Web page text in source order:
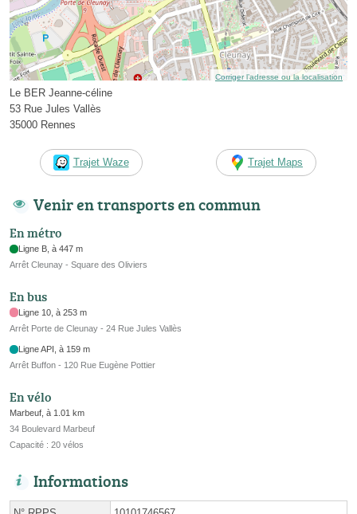
Corriger l’adresse ou la localisation
Le BER Jeanne-céline
53 Rue Jules Vallès
35000 Rennes
Trajet Waze Trajet Maps
Venir en transports en commun
En métro
Ligne B, à 447 m
Arrêt Cleunay - Square des Oliviers
En bus
Ligne 10, à 253 m
Arrêt Porte de Cleunay - 24 Rue Jules Vallès
Ligne API, à 159 m
Arrêt Buffon - 120 Rue Eugène Pottier
En vélo
Marbeuf, à 1.01 km
34 Boulevard Marbeuf
Capacité : 20 vélos
Informations